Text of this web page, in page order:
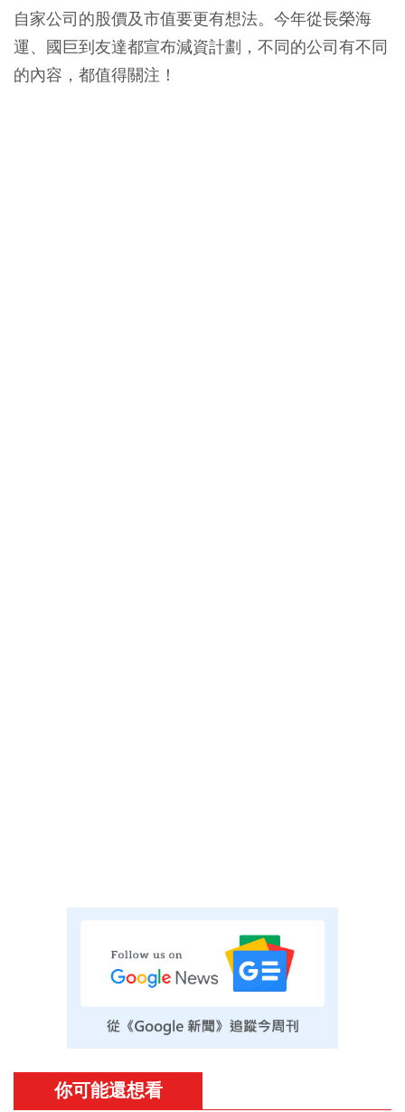
自家公司的股價及市值要更有想法。今年從長榮海
運、國巨到友達都宣布減資計劃，不同的公司有不同
的內容，都值得關注！